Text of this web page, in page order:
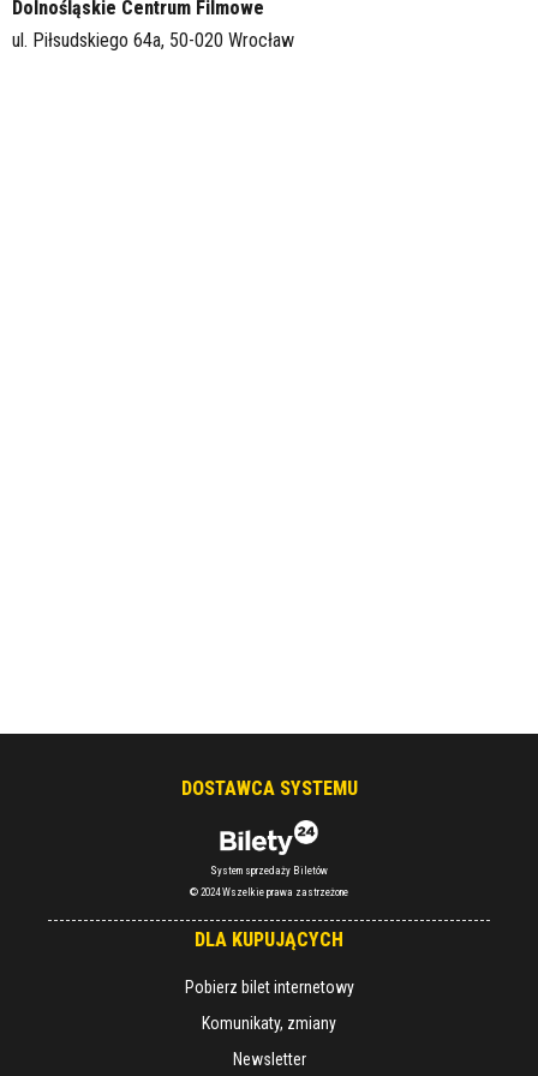
Dolnośląskie Centrum Filmowe
ul. Piłsudskiego 64a, 50-020 Wrocław
DOSTAWCA SYSTEMU
System sprzedaży Biletów
© 2024 Wszelkie prawa zastrzeżone
DLA KUPUJĄCYCH
Pobierz bilet internetowy
Komunikaty, zmiany
Newsletter